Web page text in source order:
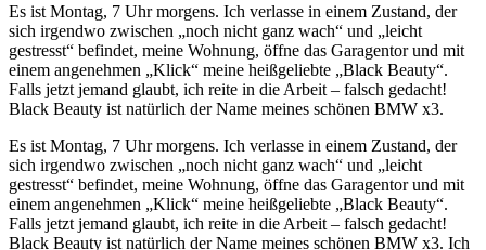
Es ist Montag, 7 Uhr morgens. Ich verlasse in einem Zustand, der
sich irgendwo zwischen „noch nicht ganz wach“ und „leicht
gestresst“ befindet, meine Wohnung, öffne das Garagentor und mit
einem angenehmen „Klick“ meine heißgeliebte „Black Beauty“.
Falls jetzt jemand glaubt, ich reite in die Arbeit – falsch gedacht!
Black Beauty ist natürlich der Name meines schönen BMW x3.
Es ist Montag, 7 Uhr morgens. Ich verlasse in einem Zustand, der
sich irgendwo zwischen „noch nicht ganz wach“ und „leicht
gestresst“ befindet, meine Wohnung, öffne das Garagentor und mit
einem angenehmen „Klick“ meine heißgeliebte „Black Beauty“.
Falls jetzt jemand glaubt, ich reite in die Arbeit – falsch gedacht!
Black Beauty ist natürlich der Name meines schönen BMW x3. Ich